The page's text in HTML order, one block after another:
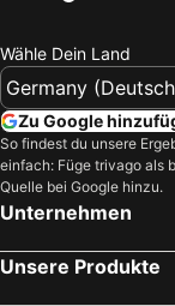
Wähle Dein Land
Zu Google
So findest du unsere
einfach: Füge trivago als
Quelle bei Google hinzu.
Unternehmen
Unsere Produkte